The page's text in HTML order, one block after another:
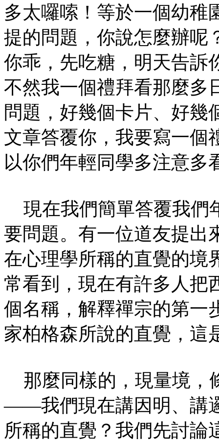
多太囉嗦！等於一個幼稚
提的問題，你說怎麼辦呢
你乖，先吃糖，明天告訴
不然我一個禮拜看那麼多
問題，好幾個卡片、好幾
文章答覆你，我要寫一個
以你們年輕同學多注意多
現在我們簡單答覆我們
要問題。有一位道友提出
在心理學所稱的直覺的
常看到，現在有許多人把
個名稱，解釋禪宗的第一
家柏格森所說的直覺，這
那麼同樣的，現量境，
——我們現在講因明、講
所稱的直覺？我們先討論